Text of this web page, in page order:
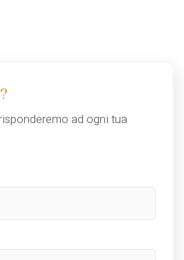
ad ogni tua